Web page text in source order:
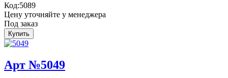
Код:5089
Цену уточняйте у менеджера
Под заказ
Арт №5049